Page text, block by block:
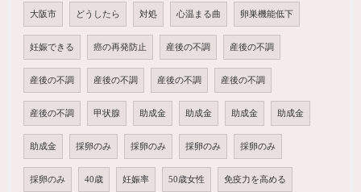
大阪市 どうしたら 対処 心温まる曲 卵巣機能低下
妊娠できる 癌の再発防止 産後の不調 産後の不調
産後の不調 産後の不調 産後の不調 産後の不調
産後の不調 甲状腺 助成金 助成金 助成金 助成金
助成金 採卵のみ 採卵のみ 採卵のみ 採卵のみ
採卵のみ 40歳 妊娠率 50歳女性 免疫力を高める